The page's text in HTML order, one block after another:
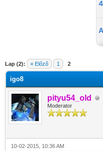
Lap (2): « Előző 1 2
igo8
pityu54_old
Moderator
10-02-2015, 10:36 AM